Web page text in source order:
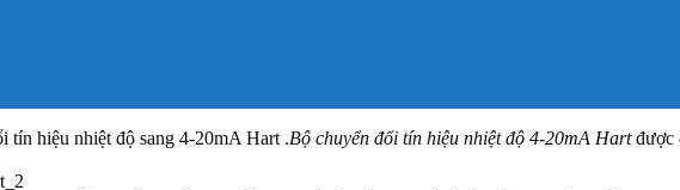
tín hiệu nhiệt độ sang 4-20mA Hart .Bộ chuyển đổi tín hiệu nhiệt độ 4-20mA Hartđược